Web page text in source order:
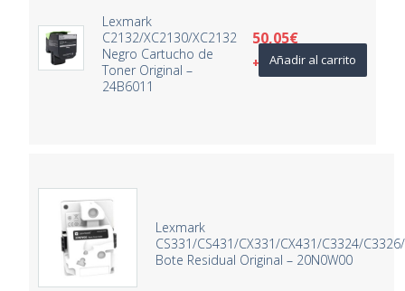
Lexmark
C2132/XC2130/XC2132
Negro Cartucho de
Toner Original –
24B6011
50,05€
+ IVAAñadir al carrito
Lexmark
CS331/CS431/CX331/CX431/C3324/
Bote Residual Original – 20N0W00